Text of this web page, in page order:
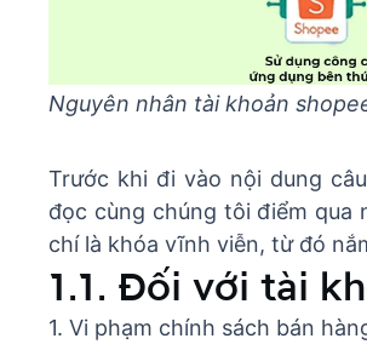
Nguyên nhân tài khoản
Trước khi đi vào nội dung
đọc cùng chúng tôi điểm qua
chí là khóa vĩnh viễn, từ đó
1.1. Đối với tài
1. Vi phạm chính sách bán